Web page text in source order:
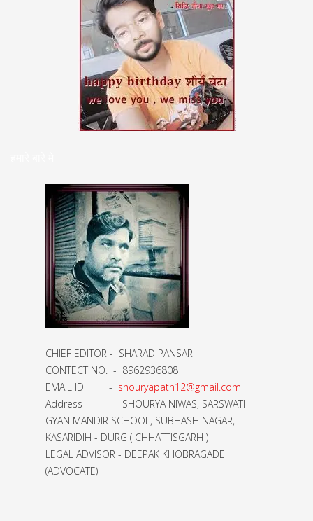
CHIEF EDITOR - SHARAD PANSARI
CONTECT NO. - 8962936808
EMAIL ID - shouryapath12@gmail.com
Address - SHOURYA NIWAS, SARSWATI
GYAN MANDIR SCHOOL, SUBHASH NAGAR,
KASARIDIH - DURG ( CHHATTISGARH )
LEGAL ADVISOR - DEEPAK KHOBRAGADE
(ADVOCATE)